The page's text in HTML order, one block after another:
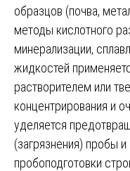
образцов (почва,
методы кислотного
минерализации,
жидкостей
растворителем или
концентрирования и
уделяется
(загрязнения) пробы
пробоподготовки